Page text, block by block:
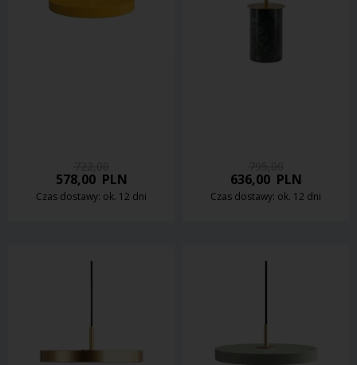
578,00PLN
Czas dostawy: ok. 12 dni
636,00PLN
Czas dostawy: ok. 12 dni